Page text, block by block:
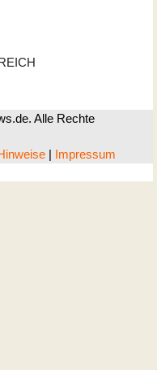
Alle Rechte
| Impressum